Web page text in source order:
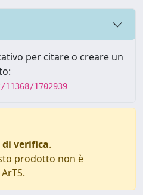
per citare o creare un
1702939
di verifica.
prodotto non è